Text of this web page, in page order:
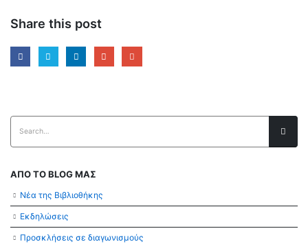
Share this post
ΑΠΟ ΤΟ BLOG ΜΑΣ
Νέα της Βιβλιοθήκης
Εκδηλώσεις
Προσκλήσεις σε διαγωνισμούς